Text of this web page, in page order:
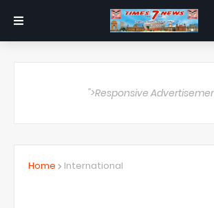
">Responsive
Home International